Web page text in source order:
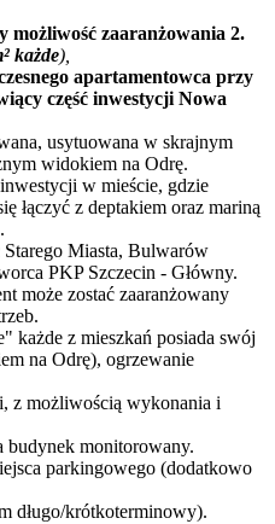
możliwość zaaranżowania 2.
każde),
apartamentowca przy
część inwestycji Nowa
usytuowana w skrajnym
widokiem na Odrę.
w mieście, gdzie
łączyć z deptakiem oraz mariną
Miasta, Bulwarów
PKP Szczecin - Główny.
może zostać zaaranżowany
każde z mieszkań posiada swój
na Odrę), ogrzewanie
z możliwością wykonania i
budynek monitorowany.
parkingowego (dodatkowo
długo/krótkoterminowy).